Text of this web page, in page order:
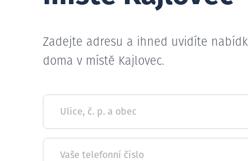
Zadejte adresu a ihned uvidíte
doma v místě Kajlovec.
Ulice, č. p. a obec
Vaše telefonní číslo